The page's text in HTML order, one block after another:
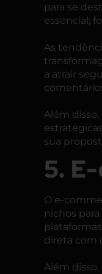
para se
essencial;
As
a atrair
Além
sua
5.
O e-
nichos
direta com
Além